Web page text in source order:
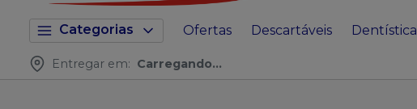
Categorias Ofertas Descartáveis Dentística
Entregar em: Carregando...